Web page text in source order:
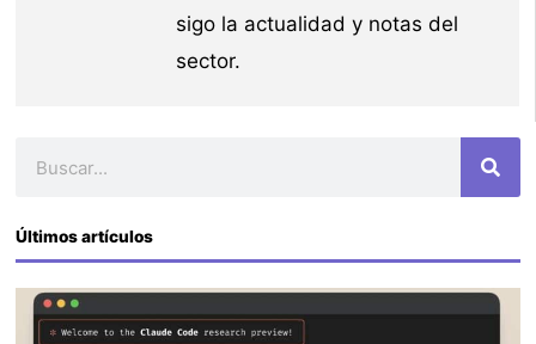
sigo la actualidad y notas del
sector.
Últimos artículos